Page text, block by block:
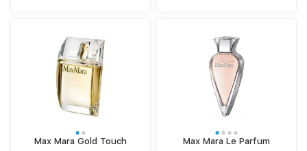
Max Mara Gold Touch Max Mara Le Parfum